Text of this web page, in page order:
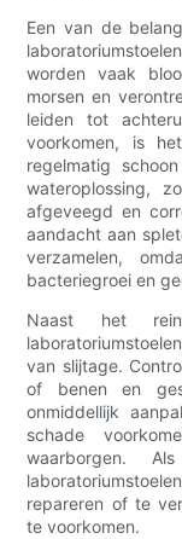
Een van de
worden vaak
morsen en
leiden tot
voorkomen, is
regelmatig
wateroplossing,
afgeveegd en
aandacht aan
verzamelen,
bacteriegroei en
Naast het
van slijtage.
of benen en
onmiddellijk
schade
waarborgen.
repareren of te
te voorkomen.